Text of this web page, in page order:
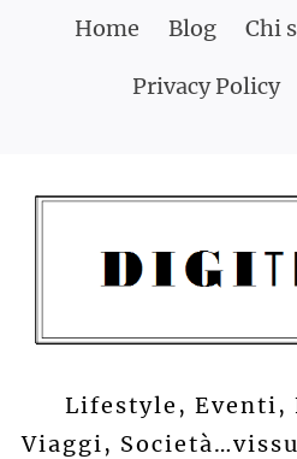
Home Blog Chi
Privacy Policy
Lifestyle, Eventi,
Viaggi,